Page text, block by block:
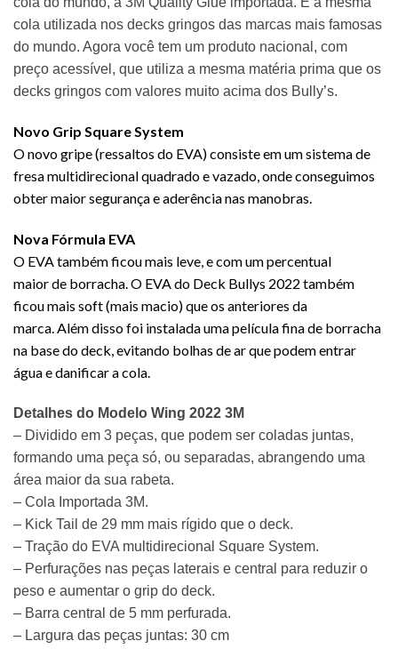
cola utilizada nos decks gringos das marcas mais famosas
do mundo. Agora você tem um produto nacional, com
preço acessível, que utiliza a mesma matéria prima que os
decks gringos com valores muito acima dos Bully’s.
Novo Grip Square System
O novo gripe (ressaltos do EVA) consiste em um sistema de
fresa multidirecional quadrado e vazado, onde conseguimos
obter maior segurança e aderência nas manobras.
Nova Fórmula EVA
O EVA também ficou mais leve, e com um percentual
maior de borracha. O EVA do Deck Bullys 2022 também
ficou mais soft (mais macio) que os anteriores da
marca. Além disso foi instalada uma película fina de borracha
na base do deck, evitando bolhas de ar que podem entrar
água e danificar a cola.
Detalhes do Modelo Wing 2022 3M
– Dividido em 3 peças, que podem ser coladas juntas,
formando uma peça só, ou separadas, abrangendo uma
área maior da sua rabeta.
– Cola Importada 3M.
– Kick Tail de 29 mm mais rígido que o deck.
– Tração do EVA multidirecional Square System.
– Perfurações nas peças laterais e central para reduzir o
peso e aumentar o grip do deck.
– Barra central de 5 mm perfurada.
– Largura das peças juntas: 30 cm